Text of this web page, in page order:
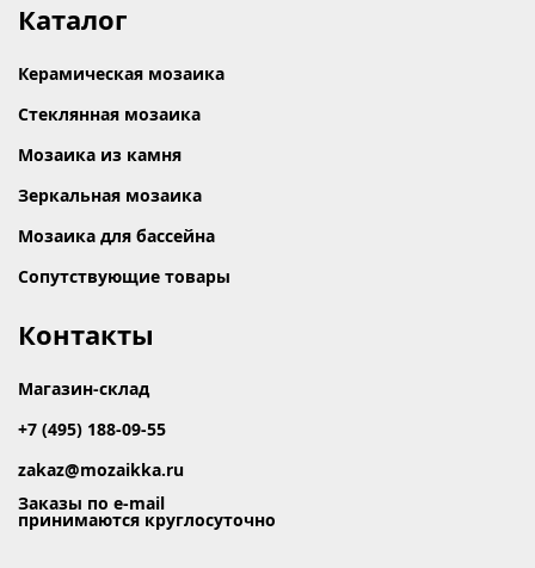
Каталог
Керамическая мозаика
Стеклянная мозаика
Мозаика из камня
Зеркальная мозаика
Мозаика для бассейна
Сопутствующие товары
Контакты
Магазин-склад
+7 (495) 188-09-55
zakaz@mozaikka.ru
Заказы по e-mail
принимаются круглосуточно